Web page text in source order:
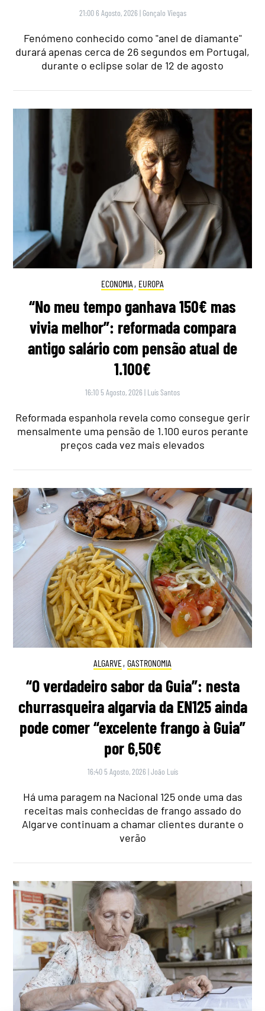
21:00 6 Agosto, 2026 | Gonçalo Viegas
Fenómeno conhecido como "anel de diamante"
durará apenas cerca de 26 segundos em Portugal,
durante o eclipse solar de 12 de agosto
ECONOMIA , EUROPA
“No meu tempo ganhava 150€ mas
vivia melhor”: reformada compara
antigo salário com pensão atual de
1.100€
16:10 5 Agosto, 2026 | Luís Santos
Reformada espanhola revela como consegue gerir
mensalmente uma pensão de 1.100 euros perante
preços cada vez mais elevados
ALGARVE, GASTRONOMIA
“O verdadeiro sabor da Guia”: nesta
churrasqueira algarvia da EN125 ainda
pode comer “excelente frango à Guia”
por 6,50€
16:40 5 Agosto, 2026 |João Luís
Há uma paragem na Nacional 125 onde uma das
receitas mais conhecidas de frango assado do
Algarve continuam a chamar clientes durante o
verão